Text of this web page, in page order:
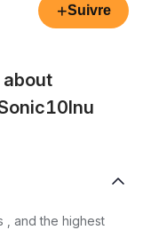
+Suivre
about
, and the highest